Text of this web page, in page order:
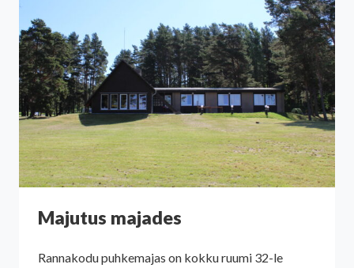
Majutus majades
Rannakodu puhkemajas on kokku ruumi 32-le